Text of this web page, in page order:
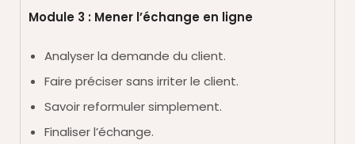
Module 3 : Mener l’échange en ligne
Analyser la demande du client.
Faire préciser sans irriter le client.
Savoir reformuler simplement.
Finaliser l’échange.